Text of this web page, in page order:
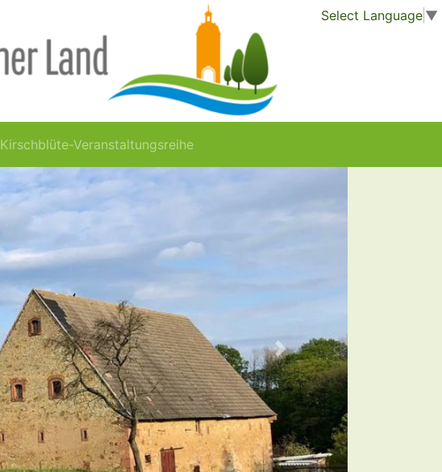
Select Language ▼
Kirschblüte-Veranstaltungsreihe
Next